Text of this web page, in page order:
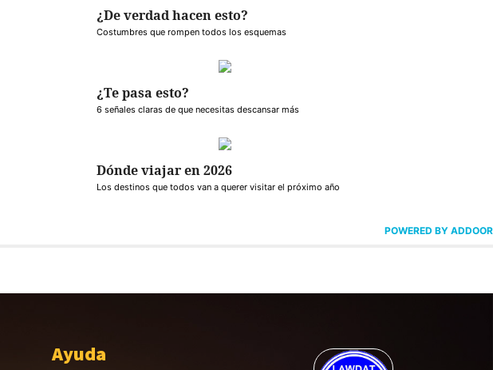
¿De verdad hacen esto?
Costumbres que rompen todos los esquemas
¿Te pasa esto?
6 señales claras de que necesitas descansar más
Dónde viajar en 2026
Los destinos que todos van a querer visitar el próximo año
POWERED BY ADDOOR
Ayuda